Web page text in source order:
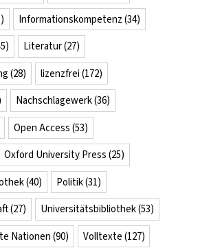
Informationskompetenz (34)
Literatur(27)
(28) lizenzfrei (172)
Nachschlagewerk(36)
Open Access (53)
Oxford University Press (25)
(40) Politik(31)
(27) Universitätsbibliothek(53)
Nationen (90) Volltexte (127)